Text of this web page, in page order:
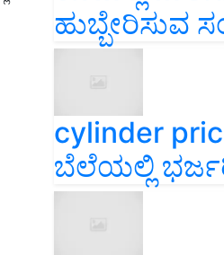
ಹುಬ್ಬೇರಿಸುವ
cylinder
ಬೆಲೆಯಲ್ಲಿ